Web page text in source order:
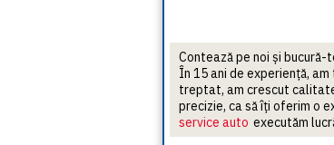
Contează pe noi și
În 15 ani de experiență,
treptat, am crescut
precizie, ca să îți oferim o
service auto executăm